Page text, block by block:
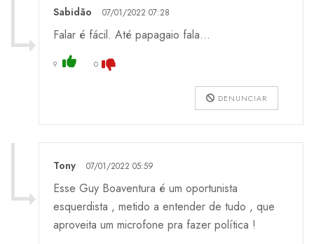
Sabidão 07/01/2022 07:28
Falar é fácil. Até papagaio fala...
9 0
DENUNCIAR
Tony 07/01/2022 05:59
Esse Guy Boaventura é um oportunista
esquerdista , metido a entender de tudo , que
aproveita um microfone pra fazer política !